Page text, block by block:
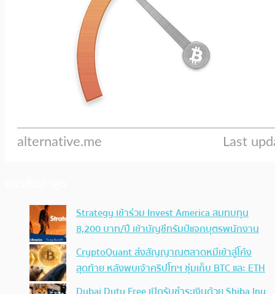
Strategy เข้าร่วม Invest America สมทบทุน
8,200 บาท/ปี เข้าบัญชีทรัมป์แจกบุตรพนักงาน
CryptoQuant ส่งสัญญาณตลาดหมีเข้าสู่โค้ง
สุดท้าย หลังพบเจ้าคริปโทฯ ซุ่มเก็บ BTC และ ETH